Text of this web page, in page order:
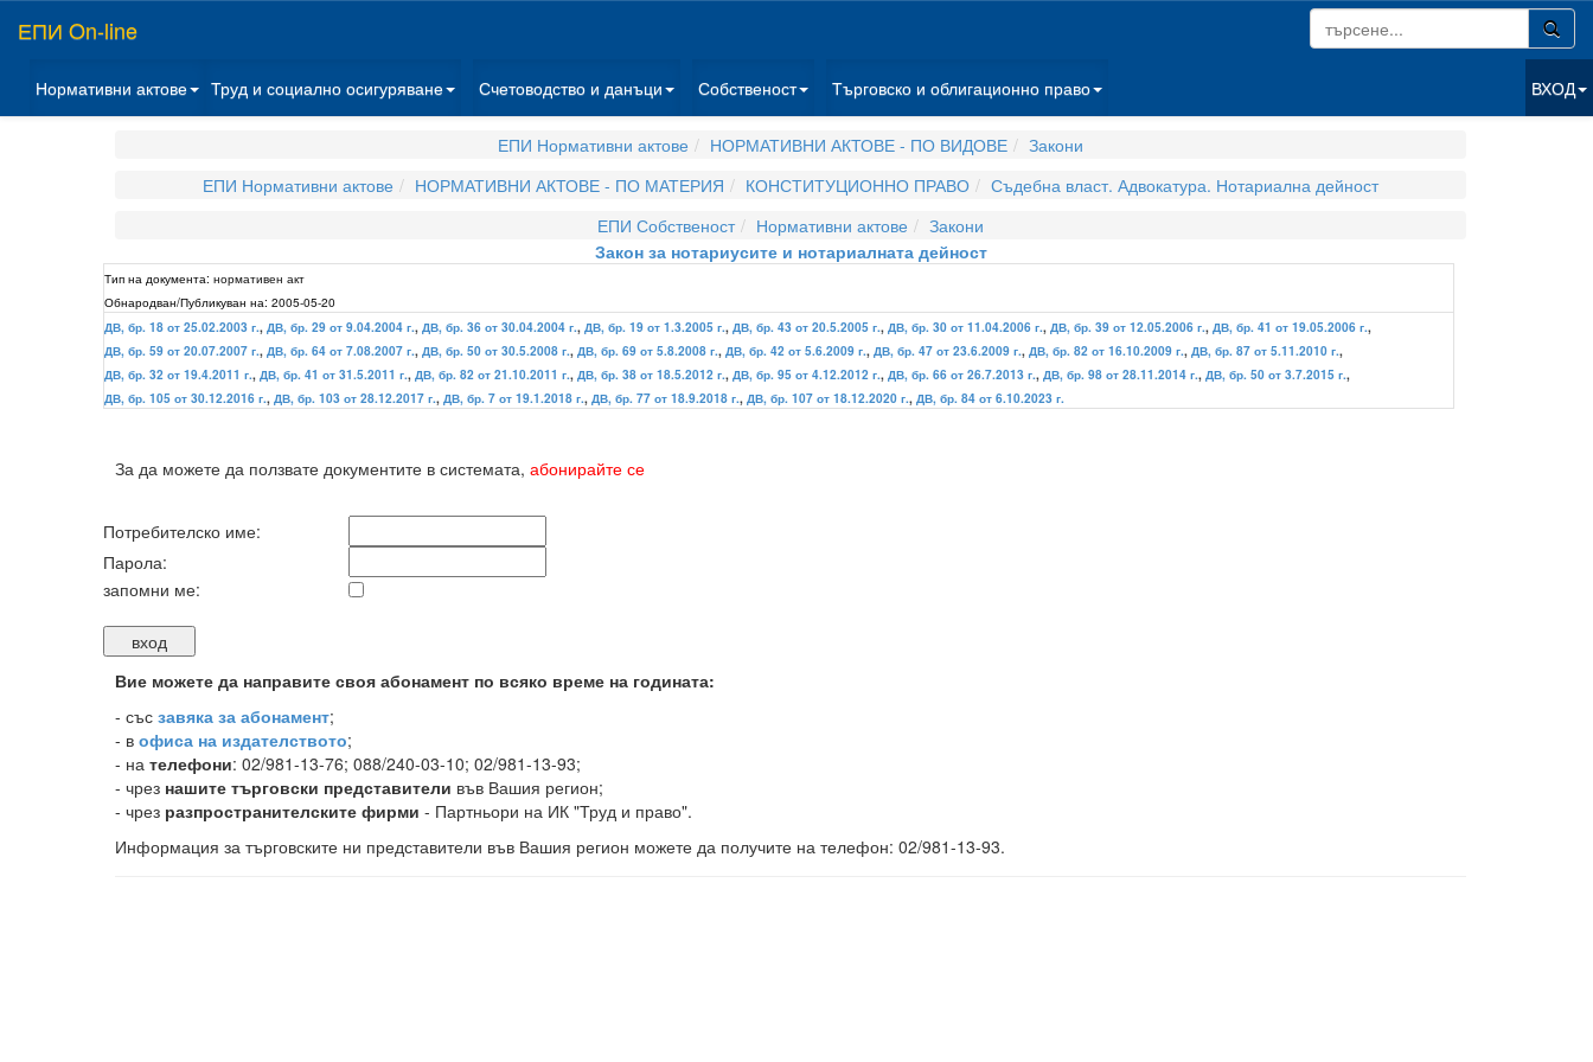
ЕПИ On-line
Нормативни актове Труд и социално осигуряване Счетоводство и данъци Собственост Търговско и облигационно право ВХОД
ЕПИ Нормативни актове НОРМАТИВНИ АКТОВЕ - ПО ВИДОВЕ
Закони
ЕПИ Нормативни актове
НОРМАТИВНИ АКТОВЕ - ПО МАТЕРИЯ КОНСТИТУЦИОННО ПРАВО
Съдебна власт. Адвокатура. Нотариална дейност
ЕПИ Собственост
Нормативни актове
Закони
Закон за нотариусите и нотариалната дейност
Тип на документа: нормативен акт
Обнародван/Публикуван на: 2005-05-20
ДВ, бр. 18 от 25.02.2003 г., ДВ, бр. 29 от 9.04.2004 г., ДВ, бр. 36 от 30.04.2004 г., ДВ, бр. 19 от 1.3.2005 г., ДВ, бр. 43 от 20.5.2005 г., ДВ, бр. 30 от 11.04.2006 г., ДВ, бр. 39 от 12.05.2006 г., ДВ, бр. 41 от 19.05.2006 г.,
ДВ, бр. 59 от 20.07.2007 г., ДВ, бр. 64 от 7.08.2007 г., ДВ, бр. 50 от 30.5.2008 г., ДВ, бр. 69 от 5.8.2008 г., ДВ, бр. 42 от 5.6.2009 г., ДВ, бр. 47 от 23.6.2009 г., ДВ, бр. 82 от 16.10.2009 г., ДВ, бр. 87 от 5.11.2010 г.,
ДВ, бр. 32 от 19.4.2011 г., ДВ, бр. 41 от 31.5.2011 г., ДВ, бр. 82 от 21.10.2011 г., ДВ, бр. 38 от 18.5.2012 г., ДВ, бр. 95 от 4.12.2012 г., ДВ, бр. 66 от 26.7.2013 г., ДВ, бр. 98 от 28.11.2014 г., ДВ, бр. 50 от 3.7.2015 г.,
ДВ, бр. 105 от 30.12.2016 г., ДВ, бр. 103 от 28.12.2017 г., ДВ, бр. 7 от 19.1.2018 г., ДВ, бр. 77 от 18.9.2018 г., ДВ, бр. 107 от 18.12.2020 г., ДВ, бр. 84 от 6.10.2023 г.
За да можете да ползвате документите в системата, абонирайте се
Потребителско име:
Парола:
запомни ме:
Вие можете да направите своя абонамент по всяко време на годината:
- със завяка за абонамент;
- в офиса на издателството;
- на телефони: 02/981-13-76; 088/240-03-10; 02/981-13-93;
- чрез нашите търговски представители във Вашия регион;
- чрез разпространителските фирми - Партньори на ИК "Труд и право".
Информация за търговските ни представители във Вашия регион можете да получите на телефон: 02/981-13-93.